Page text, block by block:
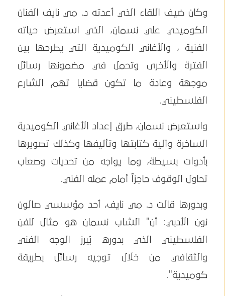
وكان ضيف اللقاء الذي أعدته د. مي نايف الفنان
الكوميدي علي نسمان، الذي استعرض حياته
الفنية ، والأغاني الكوميدية التي يطرحها بين
الفترة والأخرى وتحمل في مضمونها رسائل
موجهة وعادة ما تكون قضايا تهم الشارع
الفلسطيني.
واستعرض نسمان، طرق إعداد الأغاني الكوميدية
الساخرة وآلية كتابتها وتأليفها وكذلك تصويرها
بأدوات بسيطة، وما يواجه من تحديات وصعاب
تحاول الوقوف حاجزاً أمام عمله الفني.
وبدورها قالت د. مي نايف، أحد مؤسسي صالون
نون الأدبي: أن" الشاب نسمان هو مثال للفن
الفلسطيني الذي بدوره يُبرز الوجه الفني
والثقافي من خلال توجيه رسائل بطريقة
كوميدية".